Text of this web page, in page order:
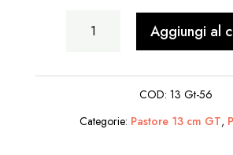
Donna
Fazzoletti
Aggiungi al
COD:13 Gt-56
Categorie: Pastore 13 cm GT,